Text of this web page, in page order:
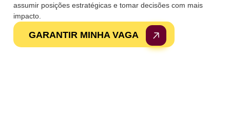
assumir posições estratégicas e tomar decisões com mais
impacto.
GARANTIR MINHA VAGA